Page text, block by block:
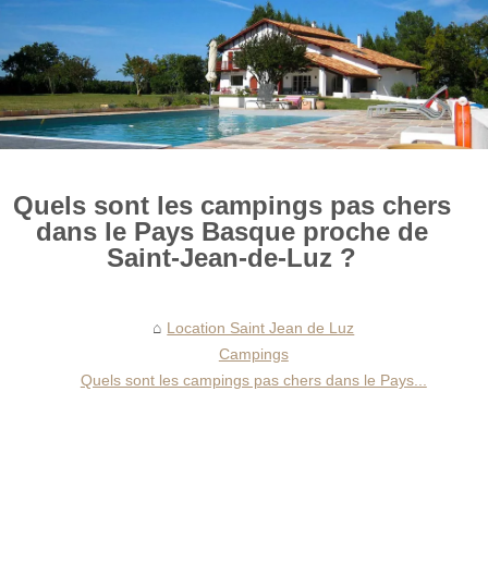
Quels sont les campings pas chers
dans le Pays Basque proche de
Saint-Jean-de-Luz ?
Location Saint Jean de Luz
Campings
Quels sont les campings pas chers dans le Pays...